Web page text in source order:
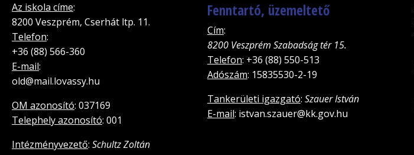
Az iskola címe:
8200 Veszprém, Cserhát ltp. 11.
Telefon:
+36 (88) 566-360
E-mail:
old@mail.lovassy.hu
OM azonosító: 037169
Telephely azonosító: 001
Intézményvezető: Schultz Zoltán
Fenntartó, üzemeltető
Cím:
8200 Veszprém Szabadság tér 15.
Telefon: +36 (88) 550-513
Adószám: 15835530-2-19
Tankerületi igazgató: Szauer István
E-mail: istvan.szauer@kk.gov.hu